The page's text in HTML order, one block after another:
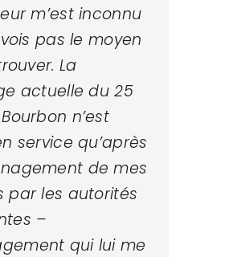
m’est inconnu
pas le moyen
La
actuelle du 25
n’est
service qu’après
de mes
par les autorités
–
qui lui me